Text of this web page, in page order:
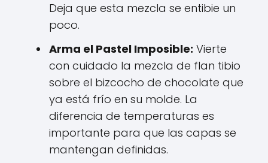
Deja que esta mezcla se entibie un
poco.
Arma el Pastel Imposible: Vierte
con cuidado la mezcla de flan tibio
sobre el bizcocho de chocolate que
ya está frío en su molde. La
diferencia de temperaturas es
importante para que las capas se
mantengan definidas.